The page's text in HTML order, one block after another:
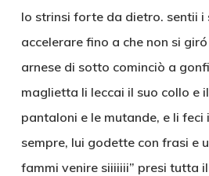
lo strinsi forte da dietro. sentii
accelerare fino a che non si
arnese di sotto cominciò a
maglietta li leccai il suo collo e
pantaloni e le mutande, e li
sempre, lui godette con frasi e
fammi venire siiiiiii” presi tutta